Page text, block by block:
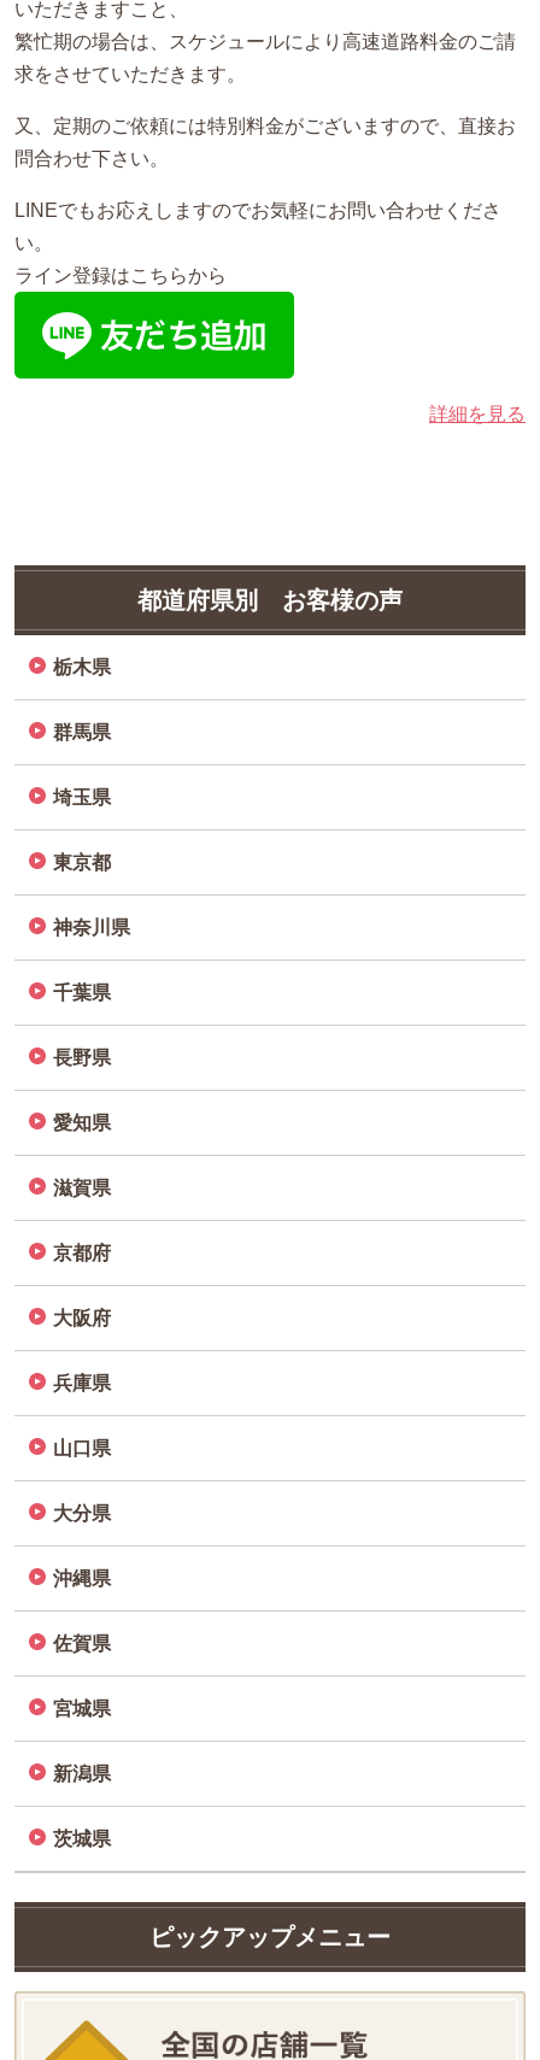
いただきますこと、
繁忙期の場合は、スケジュールにより高速道路料金のご請
求をさせていただきます。
又、定期のご依頼には特別料金がございますので、直接お
問合わせ下さい。
LINEでもお応えしますのでお気軽にお問い合わせくださ
い。
ライン登録はこちらから
詳細を見る
都道府県別 お客様の声
栃木県
群馬県
埼玉県
東京都
神奈川県
千葉県
長野県
愛知県
滋賀県
京都府
大阪府
兵庫県
山口県
大分県
沖縄県
佐賀県
宮城県
新潟県
茨城県
ピックアップメニュー